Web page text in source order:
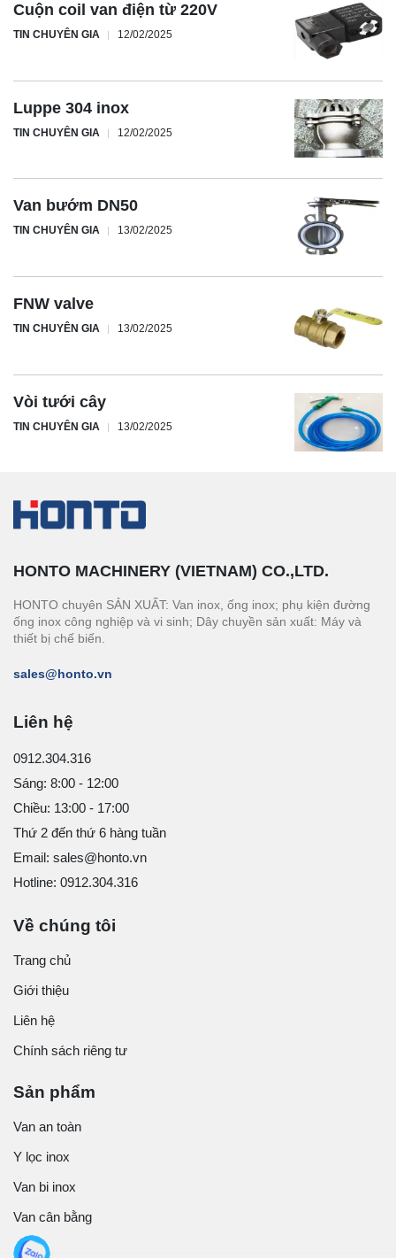
Cuộn coil van điện từ 220V
TIN CHUYÊN GIA 12/02/2025
Luppe 304 inox
TIN CHUYÊN GIA 12/02/2025
Van bướm DN50
TIN CHUYÊN GIA 13/02/2025
FNW valve
TIN CHUYÊN GIA 13/02/2025
Vòi tưới cây
TIN CHUYÊN GIA 13/02/2025
HONTO MACHINERY (VIETNAM) CO.,LTD.
HONTO chuyên SẢN XUẤT: Van inox, ống inox; phụ kiện đường
ống inox công nghiệp và vi sinh; Dây chuyền sản xuất: Máy và
thiết bị chế biến.
sales@honto.vn
Liên hệ
0912.304.316
Sáng: 8:00 - 12:00
Chiều: 13:00 - 17:00
Thứ 2 đến thứ 6 hàng tuần
Email: sales@honto.vn
Hotline: 0912.304.316
Về chúng tôi
Trang chủ
Giới thiệu
Liên hệ
Chính sách riêng tư
Sản phẩm
Van an toàn
Y lọc inox
Van bi inox
Van cân bằng